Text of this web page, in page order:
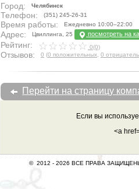
Город: Челябинск
Телефон: (351) 245-26-31
Время работы: Ежедневно 10:00–22:00
Адрес: Цвиллинга, 25 посмотреть на
Рейтинг: 0(0)
Отзывов: 0 (0 положительных 0
Перейти на страницу
Если вы
<a
© 2012 -2026 ВСЕ ПРАВА